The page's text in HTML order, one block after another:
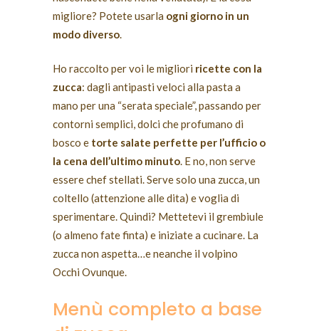
migliore? Potete usarla ogni giorno in un
modo diverso.
Ho raccolto per voi le migliori ricette con la
zucca: dagli antipasti veloci alla pasta a
mano per una “serata speciale”, passando per
contorni semplici, dolci che profumano di
bosco e torte salate perfette per l’ufficio o
la cena dell’ultimo minuto. E no, non serve
essere chef stellati. Serve solo una zucca, un
coltello (attenzione alle dita) e voglia di
sperimentare. Quindi? Mettetevi il grembiule
(o almeno fate finta) e iniziate a cucinare. La
zucca non aspetta…e neanche il volpino
Occhi Ovunque.
Menù completo a base